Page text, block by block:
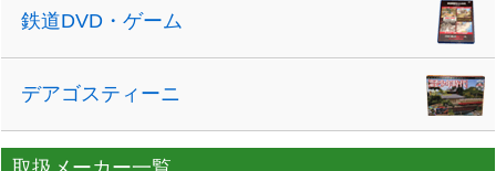
鉄道DVD・ゲーム
デアゴスティーニ